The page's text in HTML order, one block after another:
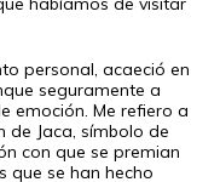
personal, acaeció en
seguramente a
emoción. Me refiero a
de Jaca, símbolo de
con que se premian
que se han hecho